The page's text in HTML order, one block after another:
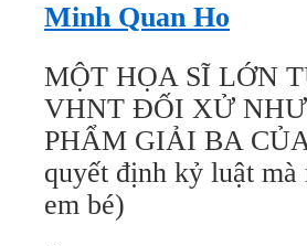
Minh Quan Ho
MỘT HỌA SĨ LỚN
VHNT ĐỐI XỬ
PHẨM GIẢI BA
quyết định kỷ luật
em bé)